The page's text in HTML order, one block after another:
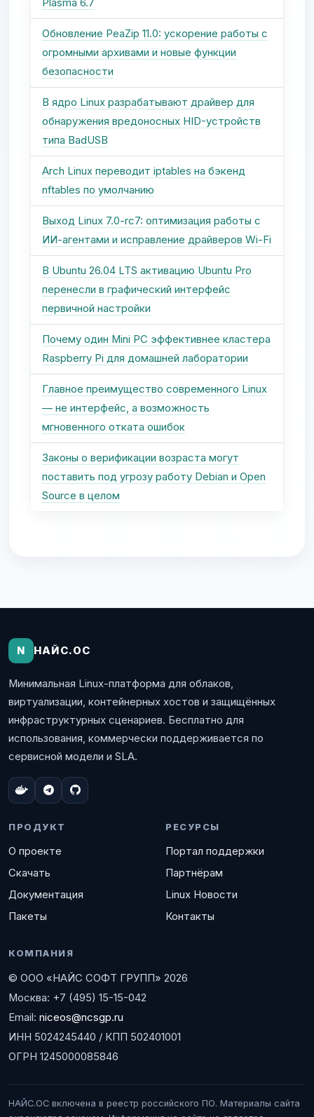
Обновление PeaZip 11.0: ускорение работы с
огромными архивами и новые функции
безопасности
В ядро Linux разрабатывают драйвер для
обнаружения вредоносных HID-устройств
типа BadUSB
Arch Linux переводит iptables на бэкенд
nftables по умолчанию
Выход Linux 7.0-rc7: оптимизация работы с
ИИ-агентами и исправление драйверов Wi-Fi
В Ubuntu 26.04 LTS активацию Ubuntu Pro
перенесли в графический интерфейс
первичной настройки
Почему один Mini PC эффективнее кластера
Raspberry Pi для домашней лаборатории
Главное преимущество современного Linux
— не интерфейс, а возможность
мгновенного отката ошибок
Законы о верификации возраста могут
поставить под угрозу работу Debian и Open
Source в целом
N НАЙС.ОС
Минимальная Linux-платформа для облаков,
виртуализации, контейнерных хостов и защищённых
инфраструктурных сценариев. Бесплатно для
использования, коммерчески поддерживается по
сервисной модели и SLA.
ПРОДУКТ
О проекте
Скачать
Документация
Пакеты
РЕСУРСЫ
Портал поддержки
Партнёрам
Linux Новости
Контакты
КОМПАНИЯ
© ООО «НАЙС СОФТ ГРУПП» 2026
Москва: +7 (495) 15-15-042
Email: niceos@ncsgp.ru
ИНН 5024245440 / КПП 502401001
ОГРН 1245000085846
НАЙС.ОС включена в реестр российского ПО. Материалы сайта